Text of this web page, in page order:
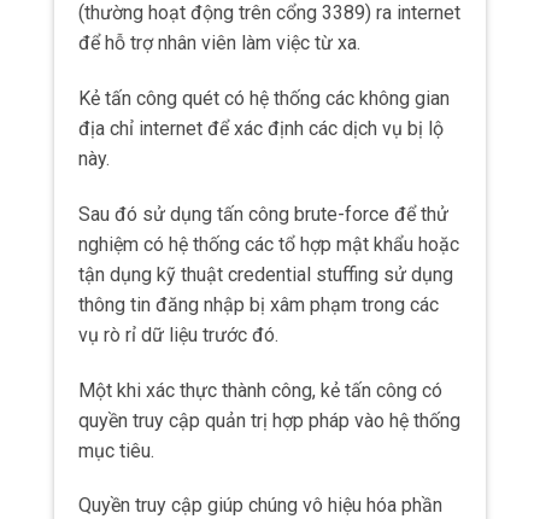
(thường hoạt động trên cổng 3389) ra internet
để hỗ trợ nhân viên làm việc từ xa.
Kẻ tấn công quét có hệ thống các không gian
địa chỉ internet để xác định các dịch vụ bị lộ
này.
Sau đó sử dụng tấn công brute-force để thử
nghiệm có hệ thống các tổ hợp mật khẩu hoặc
tận dụng kỹ thuật credential stuffing sử dụng
thông tin đăng nhập bị xâm phạm trong các
vụ rò rỉ dữ liệu trước đó.
Một khi xác thực thành công, kẻ tấn công có
quyền truy cập quản trị hợp pháp vào hệ thống
mục tiêu.
Quyền truy cập giúp chúng vô hiệu hóa phần